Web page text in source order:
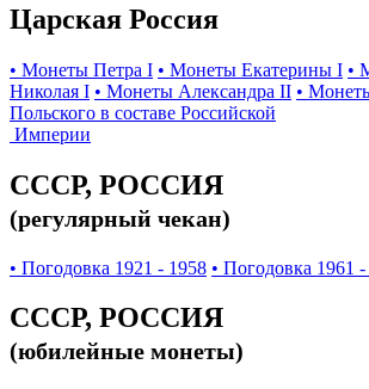
Царская Россия
• Монеты Петра I • Монеты Екатерины I •
Николая I • Монеты Александра II •
Польского в составе Российской
Империи
СССР, РОССИЯ
(регулярный чекан)
• Погодовка 1921 - 1958 • Погодовка 1961 -
СССР, РОССИЯ
(юбилейные монеты)